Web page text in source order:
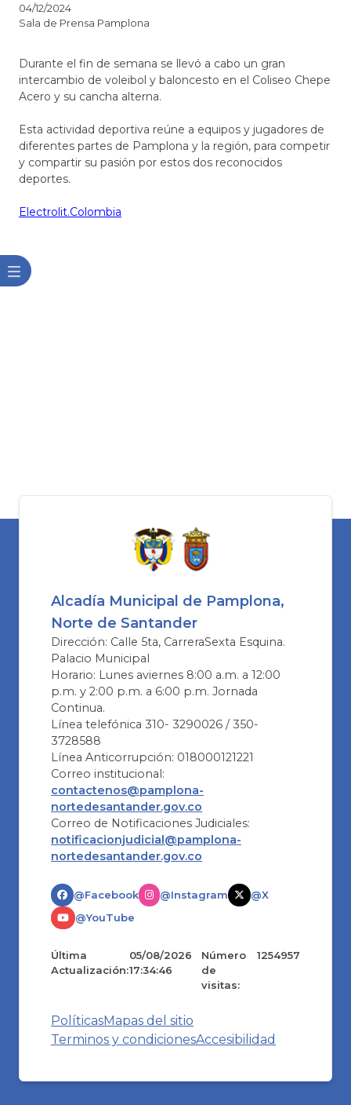
04/12/2024
Sala de Prensa Pamplona
Durante el fin de semana se llevó a cabo un gran
intercambio de voleibol y baloncesto en el Coliseo Chepe
Acero y su cancha alterna.
Esta actividad deportiva reúne a equipos y jugadores de
diferentes partes de Pamplona y la región, para competir
y compartir su pasión por estos dos reconocidos
deportes.
Electrolit.Colombia
Alcadía Municipal de Pamplona,
Norte de Santander
Dirección: Calle 5ta, CarreraSexta Esquina.
Palacio Municipal
Horario: Lunes aviernes 8:00 a.m. a 12:00
p.m. y 2:00 p.m. a 6:00 p.m. Jornada
Continua.
Línea telefónica 310- 3290026 / 350-
3728588
Línea Anticorrupción: 018000121221
Correo institucional:
contactenos@pamplona-
nortedesantander.gov.co
Correo de Notificaciones Judiciales:
notificacionjudicial@pamplona-
nortedesantander.gov.co
@Facebook @Instagram
@X
@YouTube
Última
Actualización:
05/08/2026
17:34:46
Número
de
visitas:
1254957
PolíticasMapas del sitio
Terminos y condicionesAccesibilidad